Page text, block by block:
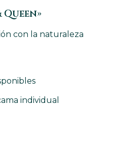
con la naturaleza
individual